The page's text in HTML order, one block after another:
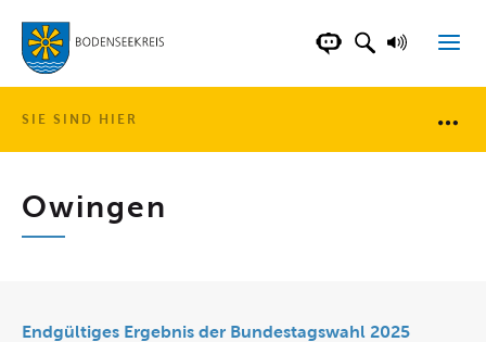
LANDKREISCHATBOT DER
SUCHFELD
SIE SIND HIER
Owingen
Endgültiges Ergebnis der Bundestagswahl 2025